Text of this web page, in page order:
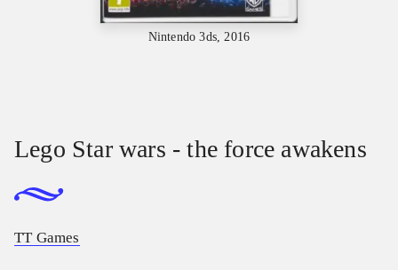
Nintendo 3ds, 2016
Lego Star wars - the force awakens
TT Games